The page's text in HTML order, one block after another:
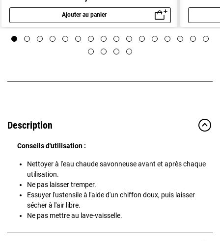
Ajouter au panier
Aperçu rapide
Description
Conseils d'utilisation :
Nettoyer à l'eau chaude savonneuse avant et après chaque
utilisation.
Ne pas laisser tremper.
Essuyer l'ustensile à l'aide d'un chiffon doux, puis laisser
sécher à l'air libre.
Ne pas mettre au lave-vaisselle.